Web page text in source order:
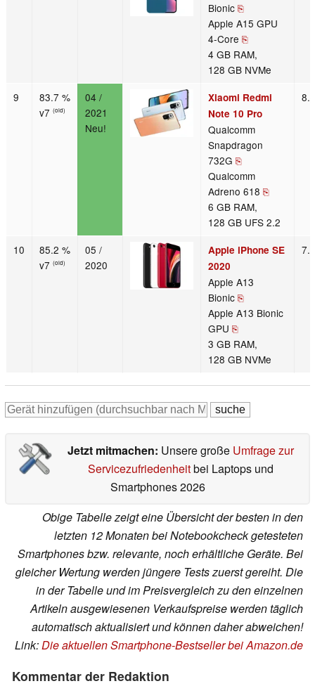
Bionic ⎘
Apple A15 GPU
4-Core ⎘
4 GB RAM,
128 GB NVMe
9
83.7 %
v7 (old)
04 /
2021
Neu!
Xiaomi Redmi
Note 10 Pro
Qualcomm
Snapdragon
732G ⎘
Qualcomm
Adreno 618 ⎘
6 GB RAM,
128 GB UFS 2.2
10
85.2 %
v7 (old)
05 /
2020
Apple iPhone SE
2020
Apple A13
Bionic ⎘
Apple A13 Bionic
GPU ⎘
3 GB RAM,
128 GB NVMe
Jetzt mitmachen: Unsere große Umfrage zur
Servicezufriedenheitbei Laptops und
Smartphones 2026
Obige Tabelle zeigt eine Übersicht der besten in den
letzten 12 Monaten bei Notebookcheck getesteten
Smartphones bzw. relevante, noch erhältliche Geräte. Bei
gleicher Wertung werden jüngere Tests zuerst gereiht. Die
in der Tabelle und im Preisvergleich zu den einzelnen
Artikeln ausgewiesenen Verkaufspreise werden täglich
automatisch aktualisiert und können daher abweichen!
Link:Die aktuellen Smartphone-Bestseller bei Amazon.de
Kommentar der Redaktion